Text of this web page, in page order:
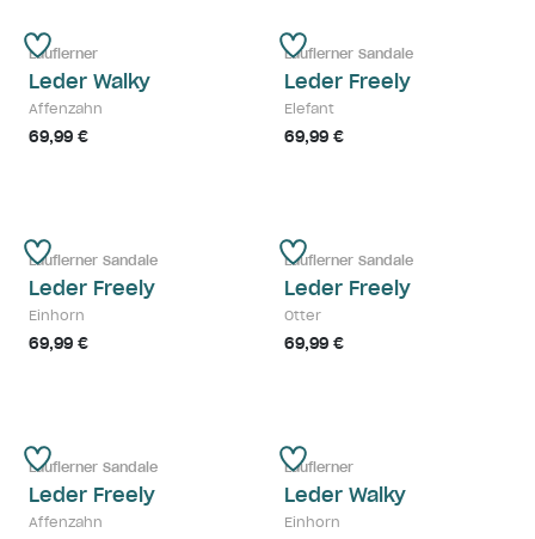
Lauflerner
Leder Walky
Affenzahn
69,99 €
Lauflerner Sandale
Leder Freely
Elefant
69,99 €
Lauflerner Sandale
Leder Freely
Einhorn
69,99 €
Lauflerner Sandale
Leder Freely
Otter
69,99 €
Lauflerner Sandale
Leder Freely
Affenzahn
Lauflerner
Leder Walky
Einhorn